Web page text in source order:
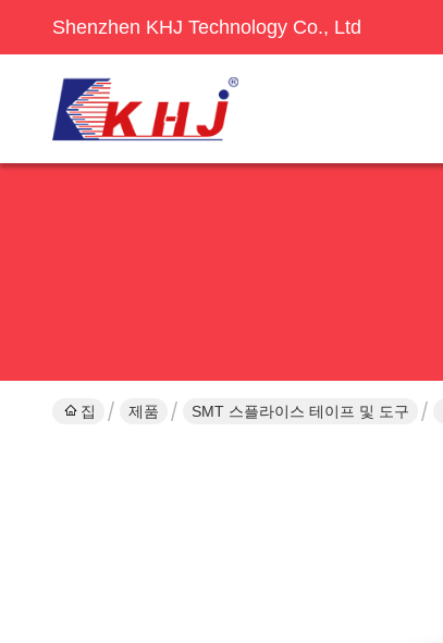
Shenzhen KHJ Technology Co., Ltd
집 제품 SMT 스플라이스 테이프 및 도구